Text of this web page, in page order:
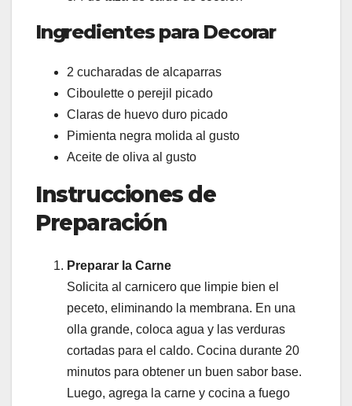
Ingredientes para Decorar
2 cucharadas de alcaparras
Ciboulette o perejil picado
Claras de huevo duro picado
Pimienta negra molida al gusto
Aceite de oliva al gusto
Instrucciones de
Preparación
Preparar la Carne
Solicita al carnicero que limpie bien el
peceto, eliminando la membrana. En una
olla grande, coloca agua y las verduras
cortadas para el caldo. Cocina durante 20
minutos para obtener un buen sabor base.
Luego, agrega la carne y cocina a fuego